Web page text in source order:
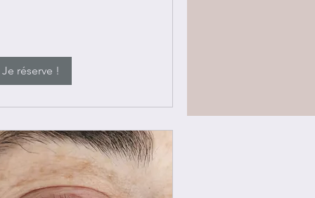
Je réserve !